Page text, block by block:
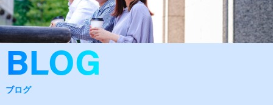
BLOG
ブログ